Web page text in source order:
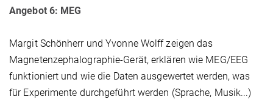
Angebot 6: MEG
Margit Schönherr und Yvonne Wolff zeigen das
Magnetenzephalographie-Gerät, erklären wie MEG/EEG
funktioniert und wie die Daten ausgewertet werden, was
für Experimente durchgeführt werden (Sprache, Musik...)